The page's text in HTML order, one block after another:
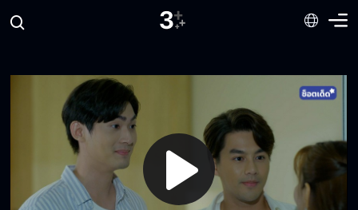
Play
อย่าอยากจูบเค้าตอนนี้ นี่มันไม่ใช่เวลา
คราวนี้แกหนีฉันไม่พ้นแน่